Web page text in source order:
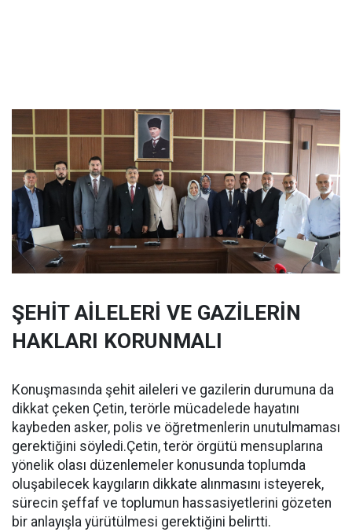
ŞEHİT AİLELERİ VE GAZİLERİN
HAKLARI KORUNMALI
Konuşmasında şehit aileleri ve gazilerin durumuna da
dikkat çeken Çetin, terörle mücadelede hayatını
kaybeden asker, polis ve öğretmenlerin unutulmaması
gerektiğini söyledi.Çetin, terör örgütü mensuplarına
yönelik olası düzenlemeler konusunda toplumda
oluşabilecek kaygıların dikkate alınmasını isteyerek,
sürecin şeffaf ve toplumun hassasiyetlerini gözeten
bir anlayışla yürütülmesi gerektiğini belirtti.